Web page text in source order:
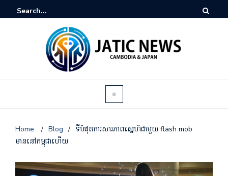
Home / Blog / ទីបំផុតការសារភាព​ស្នេហ៍​ជាមួយ flash mob
មាននៅ​កម្ពុជាហើយ